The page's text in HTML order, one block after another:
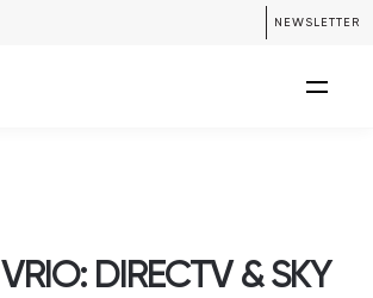
NEWSLETTER
VRIO: DIRECTV & SKY